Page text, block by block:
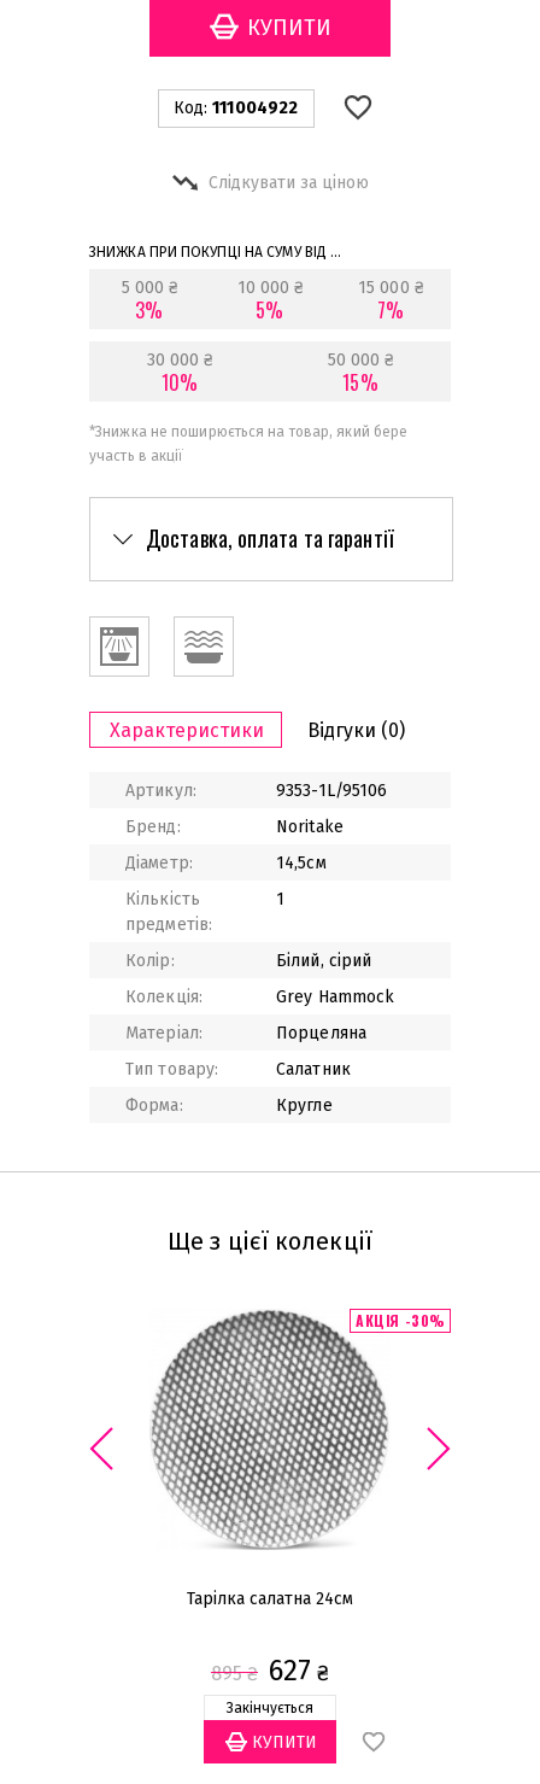
Код: 111004922
Слідкувати за ціною
ЗНИЖКА ПРИ ПОКУПЦІ НА СУМУ ВІД ...
5 000 ₴
3%
10 000 ₴
5%
15 000 ₴
7%
30 000 ₴
10%
50 000 ₴
15%
*Знижка не поширюється на товар, який бере
участь в акції
Доставка, оплата та гарантії
Характеристики Відгуки (0)
Артикул:
9353-1L/95106
Бренд:
Noritake
Діаметр:
14,5см
Кількість
предметів:
1
Колір:
Білий, сірий
Колекція:
Grey Hammock
Матеріал:
Порцеляна
Тип товару:
Салатник
Форма:
Кругле
Ще з цієї колекції
АКЦІЯ -30%
Тарілка салатна 24см
895₴ 627 ₴
Закінчується